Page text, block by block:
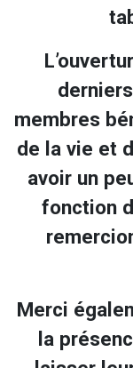
membres
de la vie et
avoir un
fonction
Merci
la